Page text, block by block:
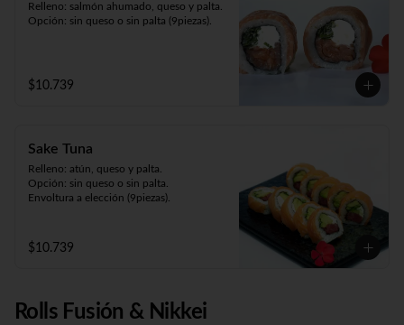
Relleno: salmón ahumado, queso y palta.
Opción: sin queso o sin palta (9piezas).
$10.739
Sake Tuna
Relleno: atún, queso y palta.
Opción: sin queso o sin palta.
Envoltura a elección (9piezas).
$10.739
Rolls Fusión & Nikkei